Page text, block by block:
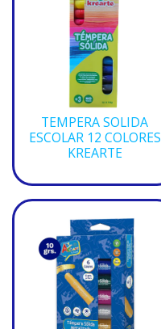
TEMPERA SOLIDA
ESCOLAR 12 COLORES
KREARTE